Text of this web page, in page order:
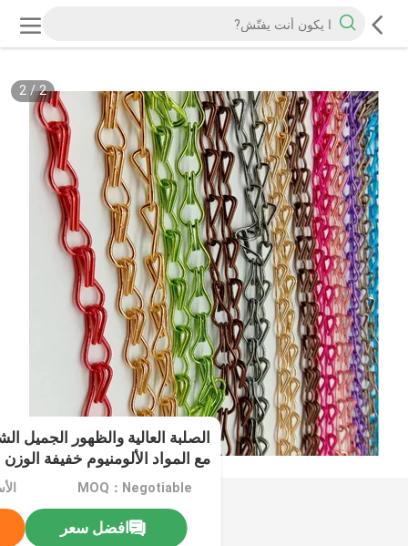
2
/
2
الصلبة العالية والظهور الجميل
مع المواد الألومنيوم خفيفة الوزن
MOQ：Negotiable
افضل سعر